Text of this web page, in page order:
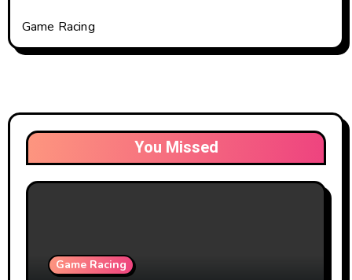
Game Racing
You Missed
Game Racing